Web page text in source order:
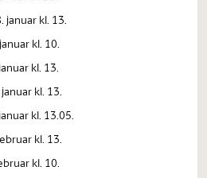
januar kl. 13.
kl. 10.
kl. 13.
kl. 13.
kl. 13.05.
kl. 13.
kl. 10.